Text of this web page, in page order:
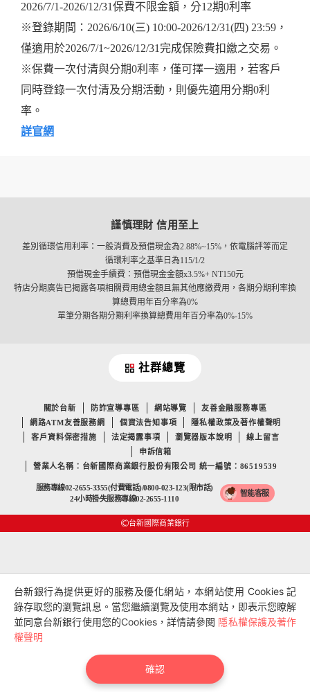
繳費/申辦 試算 我的收藏
2026/7/1-2026/12/31保費不限金額，分12期0利率
※登錄期間：2026/6/10(三) 10:00-2026/12/31(四) 23:59，
僅適用於2026/7/1~2026/12/31完成保險費扣繳之交易。
※保費一次付清與分期0利率，僅可擇一適用，若客戶
同時登錄一次付清及分期活動，則優先適用分期0利
率。
詳官網
謹慎理財 信用至上
差別循環信用利率：一般消費及預借現金為2.88%~15%，依電腦評等而定
循環利率之基準日為115/1/2
預借現金手續費：預借現金金額x3.5%+ NT150元
特店分期廣告已揭露各項相關費用總金額且無其他應繳費用，各期分期利率換
算總費用年百分率為0%
單筆分期各期分期利率換算總費用年百分率為0%-15%
社群總覽
關於台新 防詐宣導專區 網站導覽
友善金融服務專區
網路ATM友善服務網
個資法告知事項
隱私權政策及著作權聲明
客戶資料保密措施
法定揭露事項 瀏覽器版本說明
線上留言
申訴信箱
營業人名稱：台新國際商業銀行股份有限公司 統一編號：86519539
服務專線02-2655-3355(付費電話)/0800-023-123(限市話)
24小時掛失服務專線02-2655-1110
智能客服
台新國際商業銀行
台新銀行為提供更好的服務及優化網站，本網站使用 Cookies 記
錄存取您的瀏覽訊息。當您繼續瀏覽及使用本網站，即表示您瞭解
並同意台新銀行使用您的Cookies，詳情請參閱 隱私權保護及著作
權聲明
確認